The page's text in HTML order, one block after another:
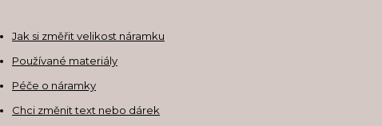
Jak si změřit velikost náramku
Používané materiály
Péče o náramky
Chci změnit text nebo dárek